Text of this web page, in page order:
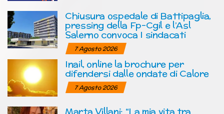
Chiusura ospedale di Battipaglia,
pressing della Fp-Cgil e l’Asl
Salerno convoca I sindacati
7 Agosto 2026
Inail, online la brochure per
difendersi dalle ondate di Calore
7 Agosto 2026
Marta Villani: “La mia vita tra